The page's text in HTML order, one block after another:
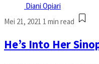
Diani Opiari
Mei 21, 2021 1 min read
He’s Into Her